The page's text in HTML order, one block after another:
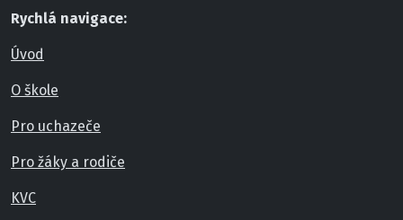
Rychlá navigace:
Úvod
O škole
Pro uchazeče
Pro žáky a rodiče
KVC